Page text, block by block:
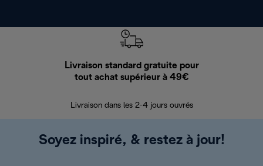
Livraison standard gratuite pour
tout achat supérieur à 49€
Livraison dans les 2-4 jours ouvrés
Soyez inspiré, & restez à jour!